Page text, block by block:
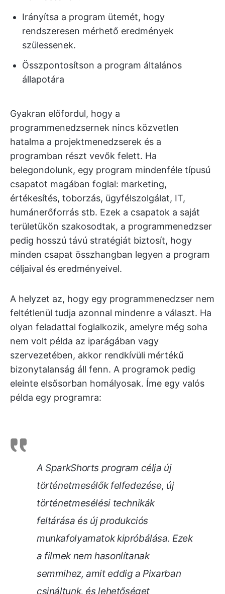
Irányítsa a program ütemét, hogy
rendszeresen mérhető eredmények
szülessenek.
Összpontosítson a program általános
állapotára
Gyakran előfordul, hogy a
programmenedzsernek nincs közvetlen
hatalma a projektmenedzserek és a
programban részt vevők felett. Ha
belegondolunk, egy program mindenféle típusú
csapatot magában foglal: marketing,
értékesítés, toborzás, ügyfélszolgálat, IT,
humánerőforrás stb. Ezek a csapatok a saját
területükön szakosodtak, a programmenedzser
pedig hosszú távú stratégiát biztosít, hogy
minden csapat összhangban legyen a program
céljaival és eredményeivel.
A helyzet az, hogy egy programmenedzser nem
feltétlenül tudja azonnal mindenre a választ. Ha
olyan feladattal foglalkozik, amelyre még soha
nem volt példa az iparágában vagy
szervezetében, akkor rendkívüli mértékű
bizonytalanság áll fenn. A programok pedig
eleinte elsősorban homályosak. Íme egy valós
példa egy programra:
A SparkShorts program célja új
történetmesélők felfedezése, új
történetmesélési technikák
feltárása és új produkciós
munkafolyamatok kipróbálása. Ezek
a filmek nem hasonlítanak
semmihez, amit eddig a Pixarban
csináltunk, és lehetőséget